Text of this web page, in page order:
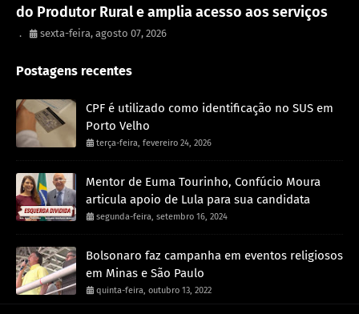
do Produtor Rural e amplia acesso aos serviços
. sexta-feira, agosto 07, 2026
Postagens recentes
CPF é utilizado como identificação no SUS em
Porto Velho
terça-feira, fevereiro 24, 2026
Mentor de Euma Tourinho, Confúcio Moura
articula apoio de Lula para sua candidata
segunda-feira, setembro 16, 2024
Bolsonaro faz campanha em eventos religiosos
em Minas e São Paulo
quinta-feira, outubro 13, 2022